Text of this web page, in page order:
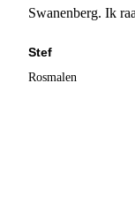
Swanenberg. Ik
Stef
Rosmalen